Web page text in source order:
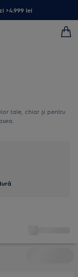
>4.999 lei
tale, chiar și pentru